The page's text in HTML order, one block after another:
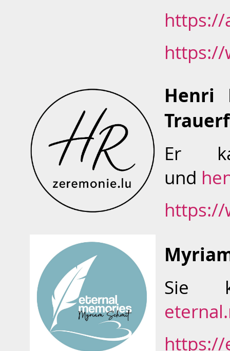
https://
https://
Henri
Er
und
https://
Sie